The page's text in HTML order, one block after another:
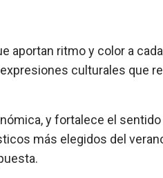
aportan ritmo y color a
culturales que
y fortalece el
más elegidos del